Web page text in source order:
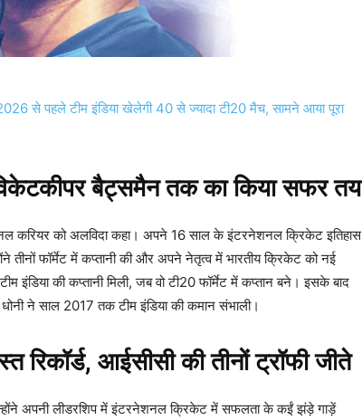
से पहले टीम इंडिया खेलेगी 40 से ज्यादा टी20 मैच, सामने आया पूरा
बैट्समैन तक का किया सफर तय
करियर को अलविदा कहा। अपने 16 साल के इंटरनेशनल क्रिकेट इतिहास
तीनों फॉर्मेट में कप्तानी की और अपने नेतृत्व में भारतीय क्रिकेट को नई
इंडिया की कप्तानी मिली, जब वो टी20 फॉर्मेट में कप्तान बने। इसके बाद
ने साल 2017 तक टीम इंडिया की कमान संभाली।
रिकॉर्ड, आईसीसी की तीनों ट्रॉफी जीते
अपनी लीडरशिप में इंटरनेशनल क्रिकेट में सफलता के कईं झंड़े गाड़ें